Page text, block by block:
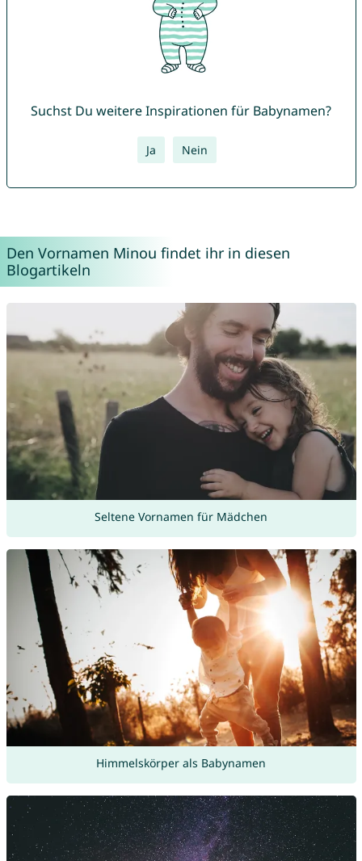
Suchst Du weitere Inspirationen für Babynamen?
Ja Nein
Den Vornamen Minou findet ihr in diesen
Blogartikeln
Seltene Vornamen für Mädchen
Himmelskörper als Babynamen